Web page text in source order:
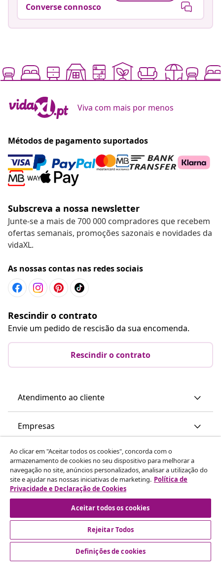
Converse connosco
Viva com mais por menos
Métodos de pagamento suportados
Subscreva a nossa newsletter
Junte-se a mais de 700 000 compradores que recebem
ofertas semanais, promoções sazonais e novidades da
vidaXL.
As nossas contas nas redes sociais
Rescindir o contrato
Envie um pedido de rescisão da sua encomenda.
Rescindir o contrato
Atendimento ao cliente
Empresas
vidaXL
Descubra mais
© 2008-2026 vidaXL www.vidaxl.pt é um site da vidaXL
Ao clicar em "Aceitar todos os cookies", concorda com o
armazenamento de cookies no seu dispositivo para melhorar a
navegação no site, anúncios personalizados, analisar a utilização do
site e ajudar nas nossas iniciativas de marketing. Política de
Privacidade e Declaração de Cookies
Aceitar todos os cookies
Rejeitar Todos
Definições de cookies